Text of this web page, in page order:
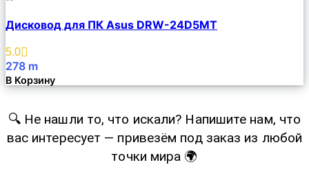
Описание
Избранное
Дисковод для ПК Asus DRW-24D5MT
5.0
278 m
В Корзину
🔍 Не нашли то, что искали? Напишите нам, что
вас интересует — привезём под заказ из любой
точки мира 🌍